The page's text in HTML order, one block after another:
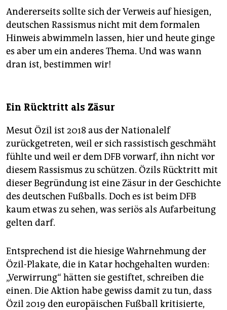
Andererseits sollte sich der Verweis auf hiesigen,
deutschen Rassismus nicht mit dem formalen
Hinweis abwimmeln lassen, hier und heute ginge
es aber um ein anderes Thema. Und was wann
dran ist, bestimmen wir!
Ein Rücktritt als Zäsur
Mesut Özil ist 2018 aus der Nationalelf
zurückgetreten, weil er sich rassistisch geschmäht
fühlte und weil er dem DFB vorwarf, ihn nicht vor
diesem Rassismus zu schützen. Özils Rücktritt mit
dieser Begründung ist eine Zäsur in der Geschichte
des deutschen Fußballs. Doch es ist beim DFB
kaum etwas zu sehen, was seriös als Aufarbeitung
gelten darf.
Entsprechend ist die hiesige Wahrnehmung der
Özil-Plakate, die in Katar hochgehalten wurden:
„Verwirrung“ hätten sie gestiftet, schreiben die
einen. Die Aktion habe gewiss damit zu tun, dass
Özil 2019 den europäischen Fußball kritisierte,